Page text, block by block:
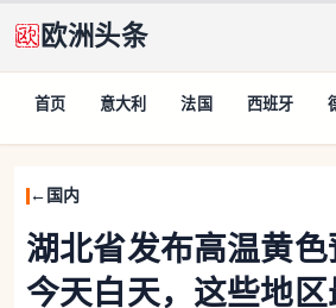
欧洲头条
首页 意大利 法国 西班牙
国内
湖北省发布高温黄
今天白天，这些地